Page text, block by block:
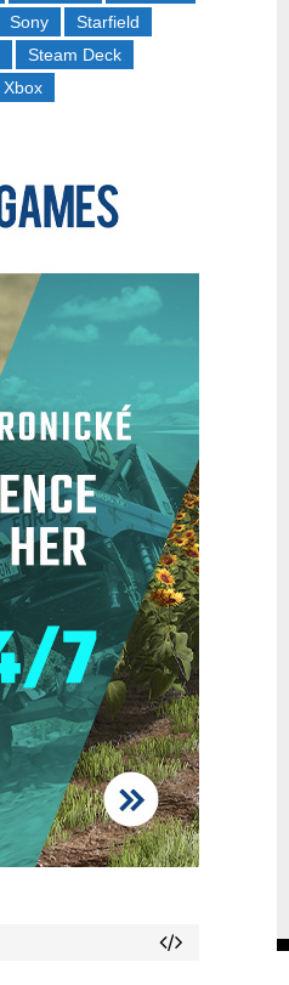
Sony
Starfield
Steam Deck
Xbox